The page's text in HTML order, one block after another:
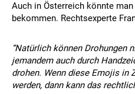
Auch in Österreich könnte
bekommen. Rechtsexperte
“Natürlich können Drohungen
jemandem auch durch
drohen. Wenn diese Emojis in
werden, dann kann das